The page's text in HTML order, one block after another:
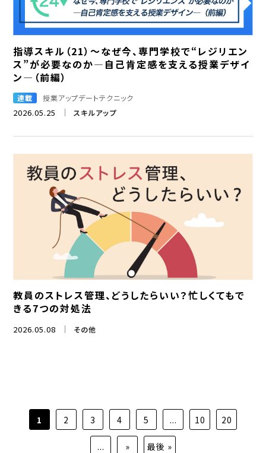
指導スキル（21）～なぜ今、専門学校で“レジリエン
ス”が必要なのか―自己肯定感を支える授業デザイ
ン―（前編）
2026.05.25 スキルアップ
連載 授業アップデートテクニック
教員のストレス管理、どうしたらいい？忙しくてもで
きる7つの対処法
2026.05.08 その他
1 2 3 4 5 ... 10 20
... » 最後 »